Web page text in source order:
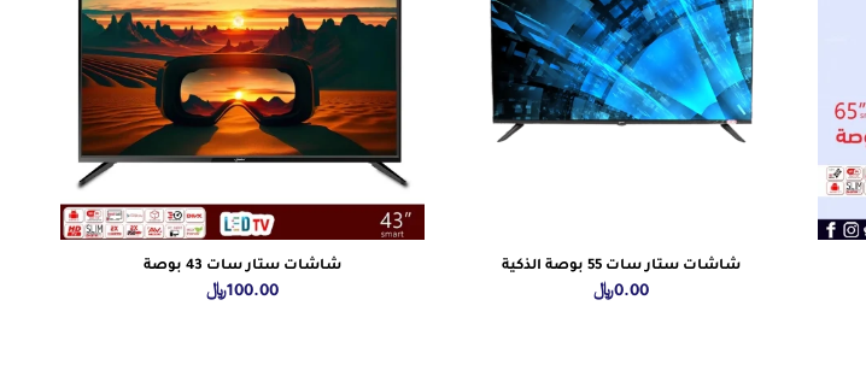
شاشات ستار سات 55 بوصة الذكية
0.00﷼
شاشات ستار سات 43 بوصة
100.00﷼